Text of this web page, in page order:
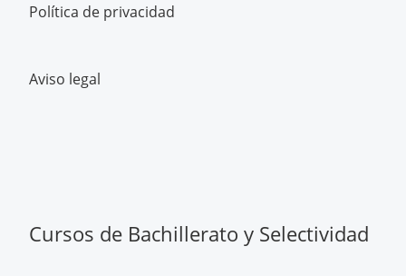
Política de privacidad
Aviso legal
Cursos de Bachillerato y Selectividad